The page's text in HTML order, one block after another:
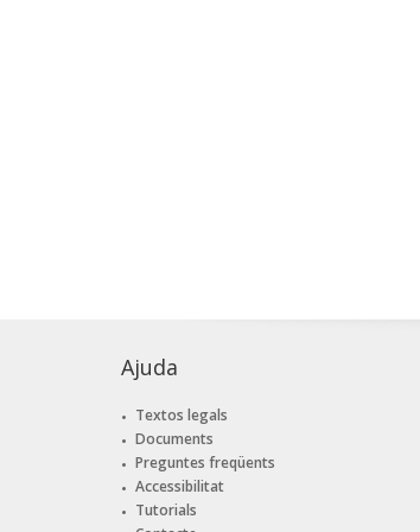
Ajuda
Textos legals
Documents
Preguntes freqüents
Accessibilitat
Tutorials